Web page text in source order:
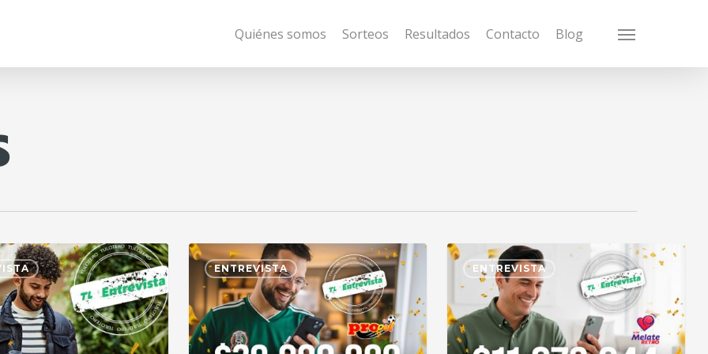
Quiénes somos Sorteos Resultados Contacto Blog Menu
ENTREVISTA ENTREVISTA